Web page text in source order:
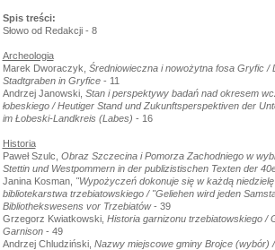
Spis treści:
Słowo od Redakcji - 8
Archeologia
Marek Dworaczyk, Średniowieczna i nowożytna fosa Gryfic /
Stadtgraben in Gryfice- 11
Andrzej Janowski, Stan i perspektywy badań nad okresem
łobeskiego / Heutiger Stand und Zukunftsperspektiven der
im Łobeski-Landkreis (Labes) - 16
Historia
Paweł Szulc, Obraz Szczecina i Pomorza Zachodniego w
Stettin und Westpommern in der publizistischen Texten der
Janina Kosman, "Wypożyczeń dokonuje się w każdą
bibliotekarstwa trzebiatowskiego / "Geliehen wird jeden
Bibliothekswesens vor Trzebiatów- 39
Grzegorz Kwiatkowski, Historia garnizonu trzebiatowskiego /
Garnison- 49
Andrzej Chludziński, Nazwy miejscowe gminy Brojce (wybór)